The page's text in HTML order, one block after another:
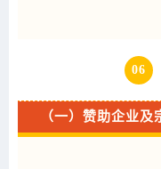
06
（一）赞助企业及